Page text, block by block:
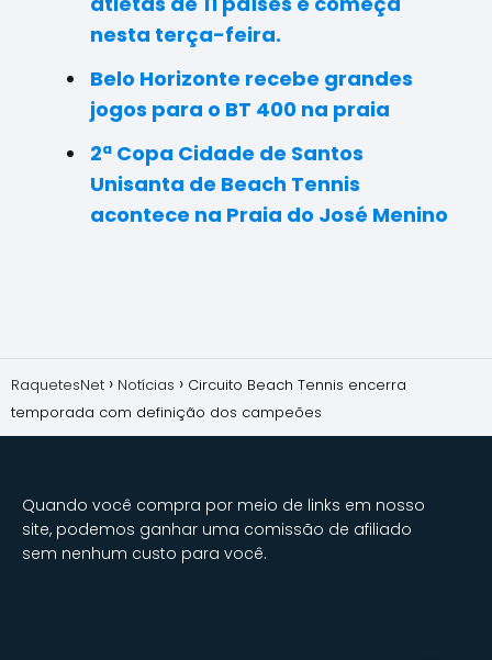
nesta terça-feira.
Belo Horizonte recebe grandes
jogos para o BT 400 na praia
2ª Copa Cidade de Santos
Unisanta de Beach Tennis
acontece na Praia do José Menino
RaquetesNet Notícias
Circuito Beach Tennis encerra
temporada com definição dos campeões
Quando você compra por meio de links em nosso
site, podemos ganhar uma comissão de afiliado
sem nenhum custo para você.